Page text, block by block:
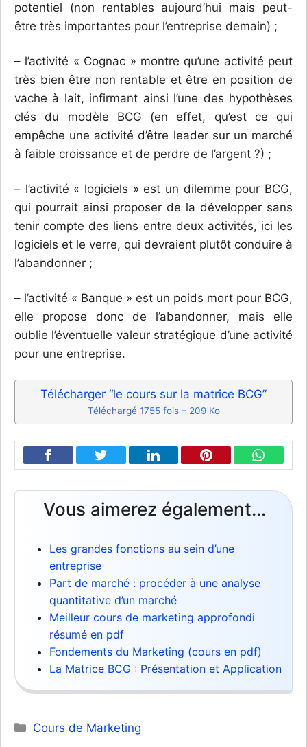
potentiel (non rentables aujourd’hui mais peut-
être très importantes pour l’entreprise demain) ;
– l’activité « Cognac » montre qu’une activité peut
très bien être non rentable et être en position de
vache à lait, infirmant ainsi l’une des hypothèses
clés du modèle BCG (en effet, qu’est ce qui
empêche une activité d’être leader sur un marché
à faible croissance et de perdre de l’argent ?) ;
– l’activité « logiciels » est un dilemme pour BCG,
qui pourrait ainsi proposer de la développer sans
tenir compte des liens entre deux activités, ici les
logiciels et le verre, qui devraient plutôt conduire à
l’abandonner ;
– l’activité « Banque » est un poids mort pour BCG,
elle propose donc de l’abandonner, mais elle
oublie l’éventuelle valeur stratégique d’une activité
pour une entreprise.
Télécharger “le cours sur la matrice BCG”
Téléchargé 1755 fois – 209 Ko
Vous aimerez également...
Les grandes fonctions au sein d’une
entreprise
Part de marché : procéder à une analyse
quantitative d’un marché
Meilleur cours de marketing approfondi
résumé en pdf
Fondements du Marketing (cours en pdf)
La Matrice BCG : Présentation et Application
Catégories
Cours de Marketing